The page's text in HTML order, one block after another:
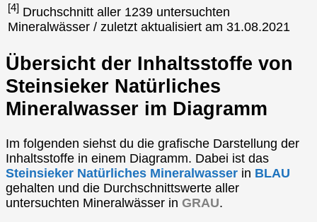
[4] Druchschnitt aller 1239 untersuchten
Mineralwässer / zuletzt aktualisiert am 31.08.2021
Übersicht der Inhaltsstoffe von
Steinsieker Natürliches
Mineralwasser im Diagramm
Im folgenden siehst du die grafische Darstellung der
Inhaltsstoffe in einem Diagramm. Dabei ist das
Steinsieker Natürliches Mineralwasser in BLAU
gehalten und die Durchschnittswerte aller
untersuchten Mineralwässer in GRAU.